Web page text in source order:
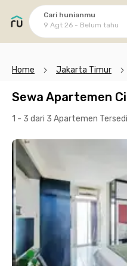
Cari hunianmu
9 Agt 26 - Belum tahu
Home Jakarta Timur
Sewa Apartemen
1 - 3 dari 3 Apartemen